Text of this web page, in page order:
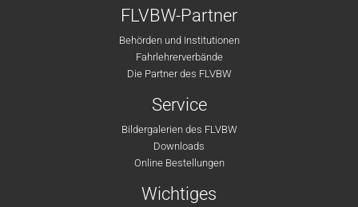
FLVBW-Partner
Behörden und Institutionen
Fahrlehrerverbände
Die Partner des FLVBW
Service
Bildergalerien des FLVBW
Downloads
Online Bestellungen
Wichtiges